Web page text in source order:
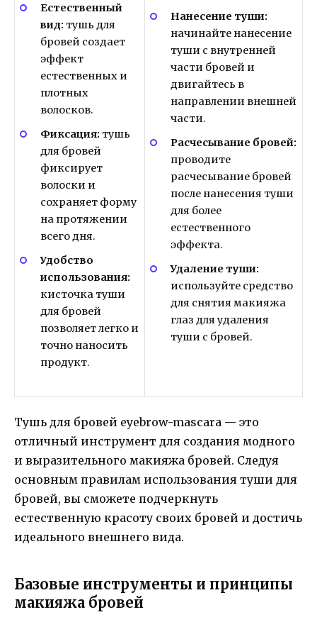
Естественный
вид:тушь для
бровей создает
эффект
естественных и
плотных
волосков.
Фиксация:тушь
для бровей
фиксирует
волоски и
сохраняет форму
на протяжении
всего дня.
Удобство
использования:
кисточка туши
для бровей
позволяет легко и
точно наносить
продукт.
Нанесение туши:
начинайте нанесение
туши с внутренней
части бровей и
двигайтесь в
направлении внешней
части.
Расчесывание бровей:
проводите
расчесывание бровей
после нанесения туши
для более
естественного
эффекта.
Удаление туши:
используйте средство
для снятия макияжа
глаз для удаления
туши с бровей.
Тушь для бровей eyebrow-mascara — это
отличный инструмент для создания модного
и выразительного макияжа бровей. Следуя
основным правилам использования туши для
бровей, вы сможете подчеркнуть
естественную красоту своих бровей и достичь
идеального внешнего вида.
Базовые инструменты и принципы
макияжа бровей